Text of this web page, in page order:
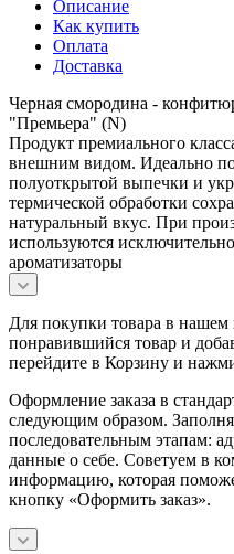
Описание
Как купить
Оплата
Доставка
Черная смородина -
"Премьера" (N)
Продукт премиального
внешним видом. Идеально
полуоткрытой выпечки и
термической обработки
натуральный вкус. При
используются
ароматизаторы
Для покупки товара в нашем
понравившийся товар и
перейдите в Корзину и
Оформление заказа в
следующим образом.
последовательным этапам:
данные о себе. Советуем в
информацию, которая
кнопку «Оформить заказ».